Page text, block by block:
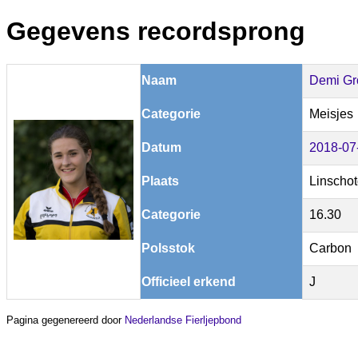
Gegevens recordsprong
Naam Demi
Categorie Meisjes
Datum 2018-
Plaats
Categorie 16.30
Polsstok Carbon
Officieel erkend J
Pagina gegenereerd door Nederlandse Fierljepbond